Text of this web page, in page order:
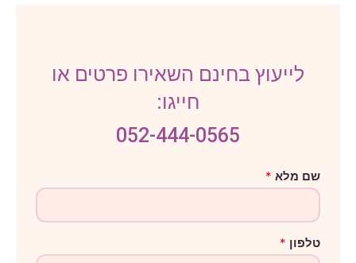
לייעוץ בחינם השאירו פרטים או
חייגו:
052-444-0565
שם מלא *
טלפון *
ט
ל
ן
ל
א